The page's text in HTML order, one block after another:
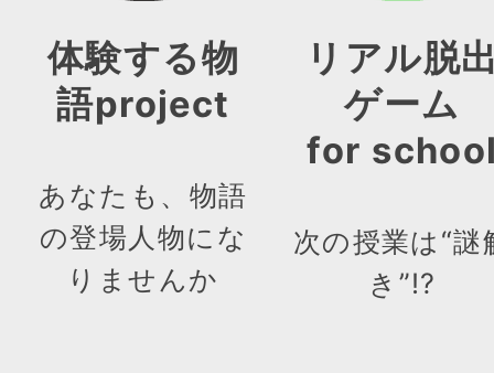
体験する物
語project
あなたも、物語
の登場人物にな
りませんか
リアル脱
ゲーム
for
次の授業は“謎
き”!?